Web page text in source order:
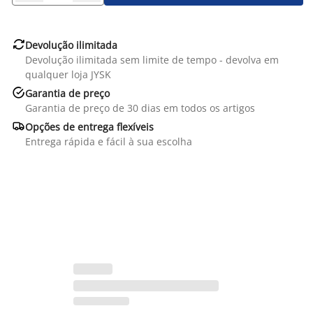
Devolução ilimitada
Devolução ilimitada sem limite de tempo - devolva em
qualquer loja JYSK
Garantia de preço
Garantia de preço de 30 dias em todos os artigos
Opções de entrega flexíveis
Entrega rápida e fácil à sua escolha